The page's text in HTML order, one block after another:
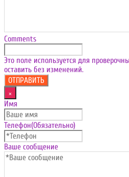
Comments
Это поле используется для
оставить без изменений.
×
Имя
Телефон(Обязательно)
Ваше сообщение